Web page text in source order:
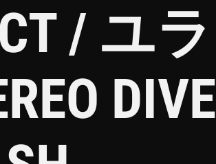
/ ユラ
DIVE